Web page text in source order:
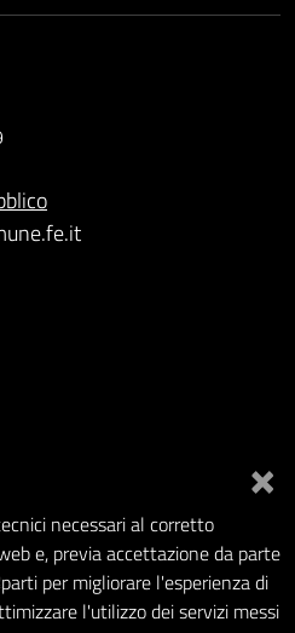
×
necessari al corretto
e, previa accettazione da parte
per migliorare l'esperienza di
l'utilizzo dei servizi messi